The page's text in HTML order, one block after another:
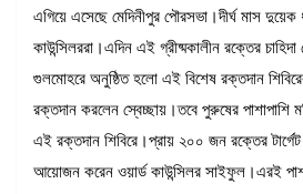
এগিয়ে এসেছে মেদিনীপুর পৌরসভা।দীর্ঘ মাস দুয়েক
কাউন্সিলররা।এদিন এই গ্রীষ্মকালীন রক্তের চাহিদা
গুলমোহরে অনুষ্ঠিত হলো এই বিশেষ রক্তদান
রক্তদান করলেন স্বেচ্ছায়।তবে পুরুষের পাশাপাশি
এই রক্তদান শিবিরে।প্রায় ২০০ জন রক্তের
আয়োজন করেন ওয়ার্ড কাউন্সিলর সাইফুল।এরই